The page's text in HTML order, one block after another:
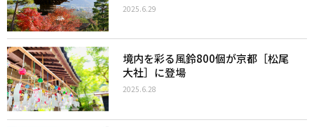
2025.6.29
境内を彩る風鈴800個が京都［松尾
大社］に登場
2025.6.28